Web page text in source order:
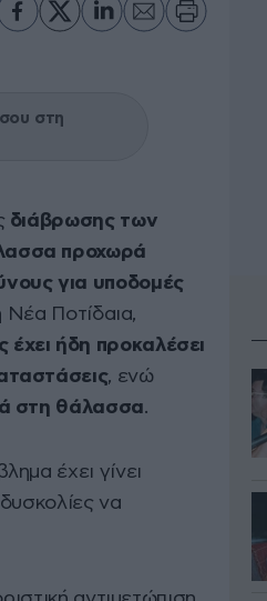
στη
διάβρωσης των
προχωρά
για υποδομές
Νέα Ποτίδαια,
ήδη προκαλέσει
, ενώ
στη θάλασσα.
έχει γίνει
να